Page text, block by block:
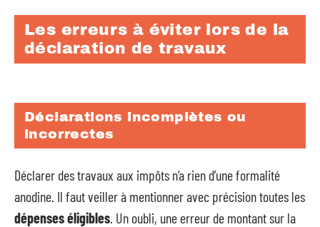
Les erreurs à éviter lors de la
déclaration de travaux
Déclarations incomplètes ou
incorrectes
Déclarer des travaux aux impôts n’a rien d’une formalité
anodine. Il faut veiller à mentionner avec précision toutes les
dépenses éligibles. Un oubli, une erreur de montant sur la